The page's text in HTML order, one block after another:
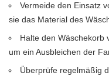
Vermeide den Einsatz
sie das Material des
Halte den Wäschekorb
um ein Ausbleichen der
Überprüfe regelmäßig